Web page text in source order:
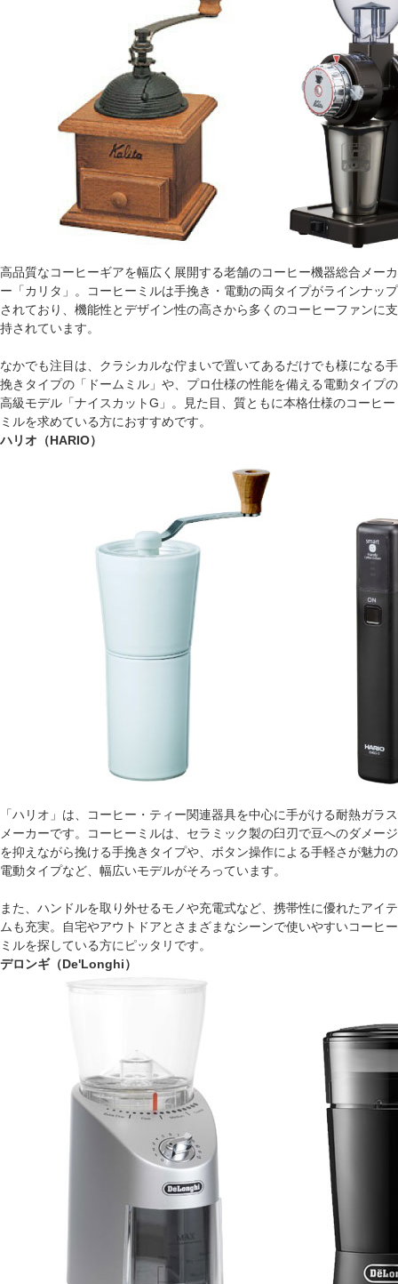
高品質なコーヒーギアを幅広く展開する老舗のコーヒー機器総合メーカ
ー「カリタ」。コーヒーミルは手挽き・電動の両タイプがラインナップ
されており、機能性とデザイン性の高さから多くのコーヒーファンに支
持されています。
なかでも注目は、クラシカルな佇まいで置いてあるだけでも様になる手
挽きタイプの「ドームミル」や、プロ仕様の性能を備える電動タイプの
高級モデル「ナイスカットG」。見た目、質ともに本格仕様のコーヒー
ミルを求めている方におすすめです。
ハリオ（HARIO）
「ハリオ」は、コーヒー・ティー関連器具を中心に手がける耐熱ガラス
メーカーです。コーヒーミルは、セラミック製の臼刃で豆へのダメージ
を抑えながら挽ける手挽きタイプや、ボタン操作による手軽さが魅力の
電動タイプなど、幅広いモデルがそろっています。
また、ハンドルを取り外せるモノや充電式など、携帯性に優れたアイテ
ムも充実。自宅やアウトドアとさまざまなシーンで使いやすいコーヒー
ミルを探している方にピッタリです。
デロンギ（De'Longhi）